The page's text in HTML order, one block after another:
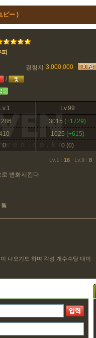
ピー )
경험치 3,000,000
/
Lv.1
Lv.99
3015 (+1729)
1025 (+615)
0 0 (0)
Lv.1 : 16 Lv.9 : 8
변화시킨다
나오기도 하며 각성 개수수당 대미